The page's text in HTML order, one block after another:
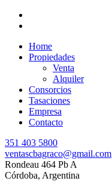
Home
Propiedades
Venta
Alquiler
Consorcios
Tasaciones
Empresa
Contacto
351 403 5800
ventascbagraco@gmail.com
Rondeau 464 Pb A
Córdoba, Argentina